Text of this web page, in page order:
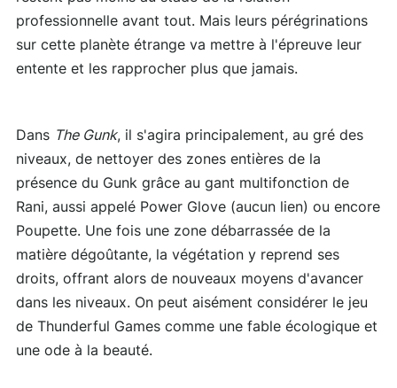
professionnelle avant tout. Mais leurs pérégrinations
sur cette planète étrange va mettre à l'épreuve leur
entente et les rapprocher plus que jamais.
Dans The Gunk, il s'agira principalement, au gré des
niveaux, de nettoyer des zones entières de la
présence du Gunk grâce au gant multifonction de
Rani, aussi appelé Power Glove (aucun lien) ou encore
Poupette. Une fois une zone débarrassée de la
matière dégoûtante, la végétation y reprend ses
droits, offrant alors de nouveaux moyens d'avancer
dans les niveaux. On peut aisément considérer le jeu
de Thunderful Games comme une fable écologique et
une ode à la beauté.